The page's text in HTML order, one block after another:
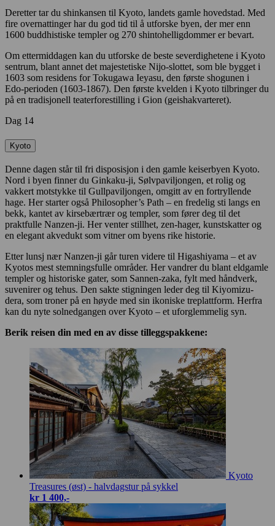
Deretter tar du shinkansen til Kyoto, landets gamle hovedstad. Med
fire overnattinger har du god tid til å utforske byen, der mer enn
1600 buddhistiske templer og 270 shintohelligdommer er bevart.
Om ettermiddagen kan du utforske de beste severdighetene i Kyoto
sentrum, blant annet det majestetiske Nijo-slottet, som ble bygget i
1603 som residens for Tokugawa Ieyasu, den første shogunen i
Edo-perioden (1603-1867). Den første kvelden i Kyoto tilbringer du
på en tradisjonell teaterforestilling i Gion (geishakvarteret).
Dag 14
Kyoto
Denne dagen står til fri disposisjon i den gamle keiserbyen Kyoto.
Nord i byen finner du Ginkaku-ji, Sølvpaviljongen, et rolig og
vakkert motstykke til Gullpaviljongen, omgitt av en fortryllende
hage. Her starter også Philosopher’s Path – en fredelig sti langs en
bekk, kantet av kirsebærtrær og templer, som fører deg til det
praktfulle Nanzen-ji. Her venter stillhet, zen-hager, kunstskatter og
en elegant akvedukt som vitner om byens rike historie.
Etter lunsj nær Nanzen-ji går turen videre til Higashiyama – et av
Kyotos mest stemningsfulle områder. Her vandrer du blant eldgamle
templer og historiske gater, som Sannen-zaka, fylt med håndverk,
suvenirer og tehus. Den sakte stigningen leder deg til Kiyomizu-
dera, som troner på en høyde med sin ikoniske treplattform. Herfra
kan du nyte solnedgangen over Kyoto – et uforglemmelig syn.
Berik reisen din med en av disse tilleggspakkene:
Kyoto
Treasures (øst) - halvdagstur på sykkel
kr 1 400,-